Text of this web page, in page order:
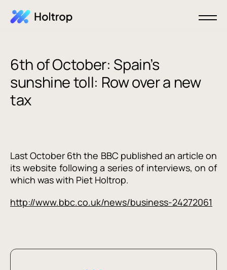
6th of October: Spain’s
sunshine toll: Row over a new
tax
Last October 6th the BBC published an article on
its website following a series of interviews, on of
which was with Piet Holtrop.
http://www.bbc.co.uk/news/business-24272061